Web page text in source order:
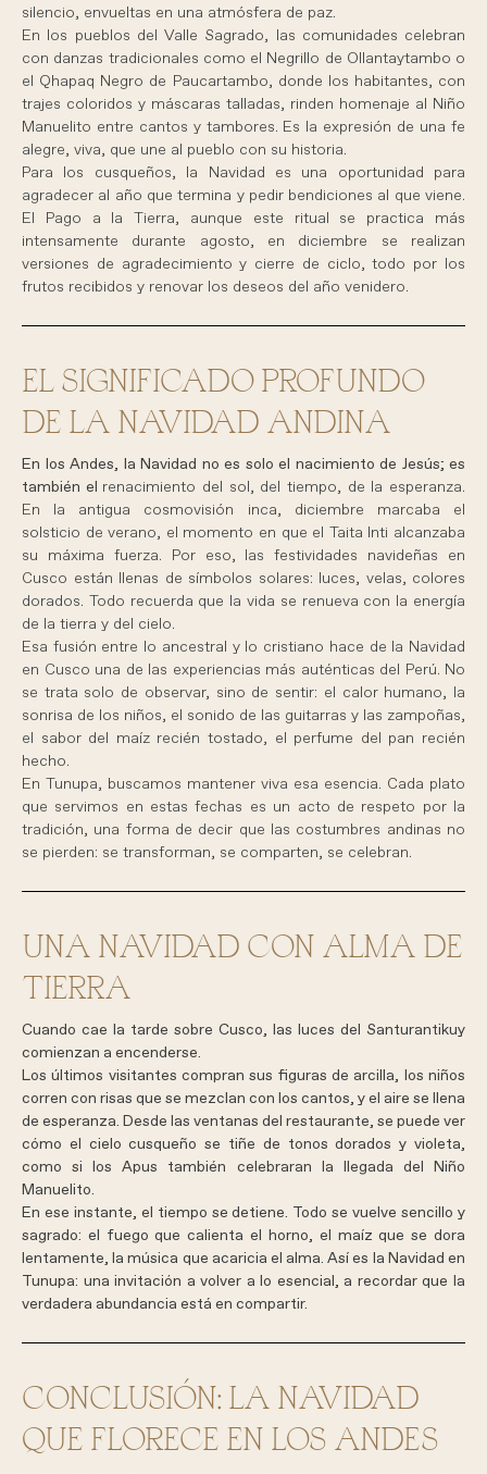
silencio, envueltas en una atmósfera de paz.
En los pueblos del Valle Sagrado, las comunidades celebran
con danzas tradicionales como el Negrillo de Ollantaytambo o
el Qhapaq Negro de Paucartambo, donde los habitantes, con
trajes coloridos y máscaras talladas, rinden homenaje al Niño
Manuelito entre cantos y tambores. Es la expresión de una fe
alegre, viva, que une al pueblo con su historia.
Para los cusqueños, la Navidad es una oportunidad para
agradecer al año que termina y pedir bendiciones al que viene.
El Pago a la Tierra, aunque este ritual se practica más
intensamente durante agosto, en diciembre se realizan
versiones de agradecimiento y cierre de ciclo, todo por los
frutos recibidos y renovar los deseos del año venidero.
EL SIGNIFICADO PROFUNDO
DE LA NAVIDAD ANDINA
En los Andes, la Navidad no es solo el nacimiento de Jesús; es
también el renacimiento del sol, del tiempo, de la esperanza.
En la antigua cosmovisión inca, diciembre marcaba el
solsticio de verano, el momento en que el Taita Inti alcanzaba
su máxima fuerza. Por eso, las festividades navideñas en
Cusco están llenas de símbolos solares: luces, velas, colores
dorados. Todo recuerda que la vida se renueva con la energía
de la tierra y del cielo.
Esa fusión entre lo ancestral y lo cristiano hace de la Navidad
en Cusco una de las experiencias más auténticas del Perú. No
se trata solo de observar, sino de sentir: el calor humano, la
sonrisa de los niños, el sonido de las guitarras y las zampoñas,
el sabor del maíz recién tostado, el perfume del pan recién
hecho.
En Tunupa, buscamos mantener viva esa esencia. Cada plato
que servimos en estas fechas es un acto de respeto por la
tradición, una forma de decir que las costumbres andinas no
se pierden: se transforman, se comparten, se celebran.
UNA NAVIDAD CON ALMA DE
TIERRA
Cuando cae la tarde sobre Cusco, las luces del Santurantikuy
comienzan a encenderse.
Los últimos visitantes compran sus figuras de arcilla, los niños
corren con risas que se mezclan con los cantos, y el aire se llena
de esperanza. Desde las ventanas del restaurante, se puede ver
cómo el cielo cusqueño se tiñe de tonos dorados y violeta,
como si los Apus también celebraran la llegada del Niño
Manuelito.
En ese instante, el tiempo se detiene. Todo se vuelve sencillo y
sagrado: el fuego que calienta el horno, el maíz que se dora
lentamente, la música que acaricia el alma. Así es la Navidad en
Tunupa: una invitación a volver a lo esencial, a recordar que la
verdadera abundancia está en compartir.
CONCLUSIÓN: LA NAVIDAD
QUE FLORECE EN LOS ANDES